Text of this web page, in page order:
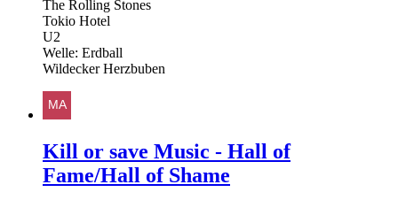
The Rolling Stones
Tokio Hotel
U2
Welle: Erdball
Wildecker Herzbuben
Kill or save Music - Hall of
Fame/Hall of Shame